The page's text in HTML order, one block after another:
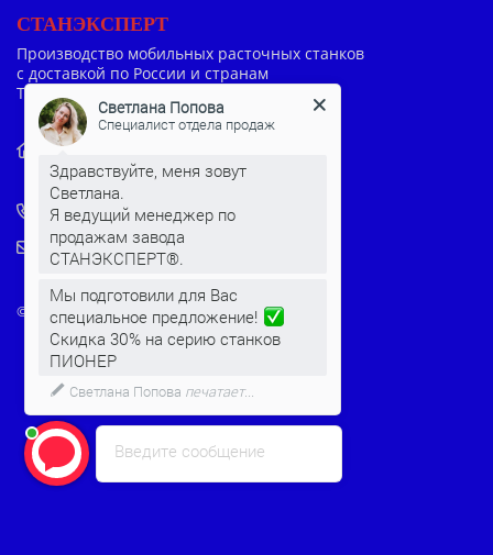
СТАНЭКСПЕРТ
Производство мобильных расточных станков
с доставкой по России и странам
Таможенного союза
Пермский край, г.Чайковский,
Речная 1В
+7 (800) 100-72-49
stanki@stanexpert.com
© 2022-2026 Все права защищены
Введите сообщение
Светлана Попова
Здравствуйте, меня зовут
Светлана.
Я ведущий менеджер по
продажам завода
Мы подготовили для Вас
специальное предложение!
Скидка 30% на серию станков
ПИОНЕР